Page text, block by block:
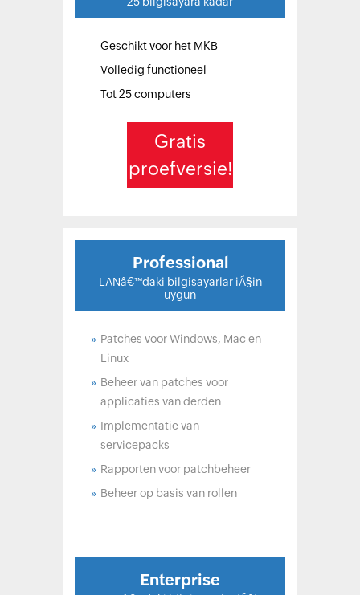
Geschikt voor het MKB
Volledig functioneel
Tot 25 computers
Gratis
proefversie!
Professional
» Patches voor Windows, Mac en
Linux
» Beheer van patches voor
applicaties van derden
» Implementatie van
servicepacks
» Rapporten voor patchbeheer
» Beheer op basis van rollen
Enterprise